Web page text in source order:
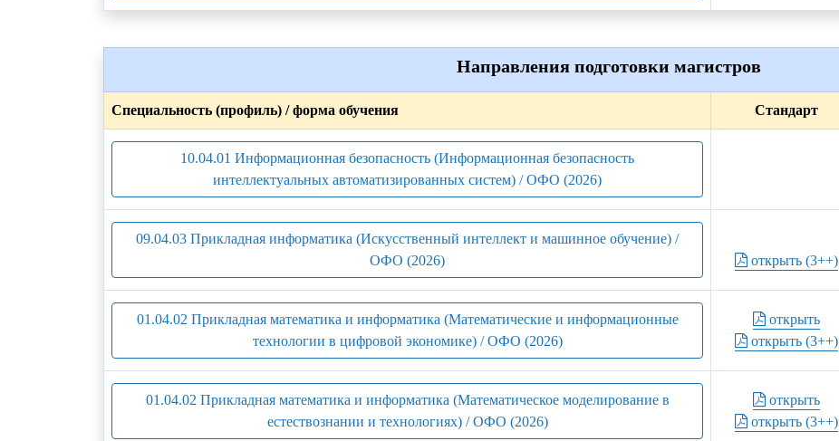
Направления подготовки магистров
Специальность (профиль) / форма обучения Стандарт
10.04.01 Информационная безопасность (Информационная безопасность
интеллектуальных автоматизированных систем) / ОФО (2026)
09.04.03 Прикладная информатика (Искусственный интеллект и машинное обучение) /
ОФО (2026)
открыть (3++)
01.04.02 Прикладная математика и информатика (Математические и информационные
технологии в цифровой экономике) / ОФО (2026)
открыть
открыть (3++)
01.04.02 Прикладная математика и информатика (Математическое моделирование в
естествознании и технологиях) / ОФО (2026)
открыть
открыть (3++)